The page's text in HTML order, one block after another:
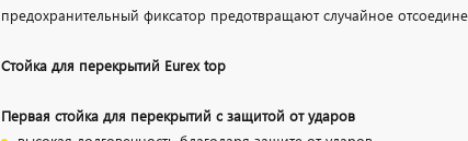
предохранительный фиксатор предотвращают случайное
Стойка для перекрытий Eurex top
Первая стойка для перекрытий с защитой от ударов